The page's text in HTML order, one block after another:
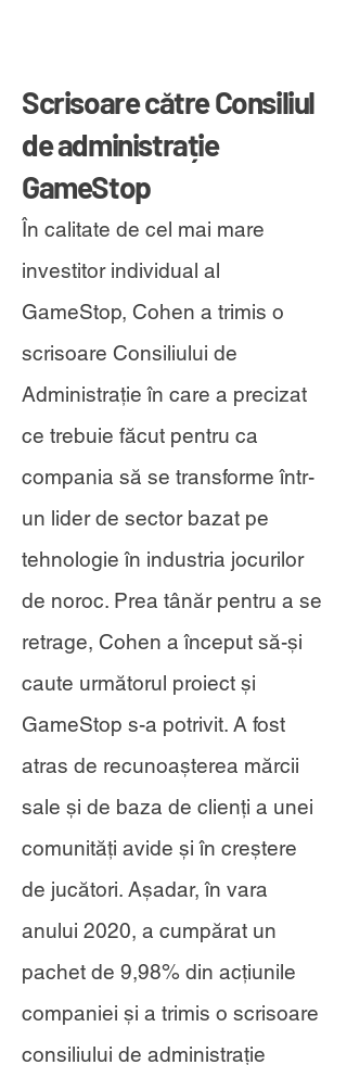
Scrisoare către Consiliul
de administrație
GameStop
În calitate de cel mai mare
investitor individual al
GameStop, Cohen a trimis o
scrisoare Consiliului de
Administrație în care a precizat
ce trebuie făcut pentru ca
compania să se transforme într-
un lider de sector bazat pe
tehnologie în industria jocurilor
de noroc. Prea tânăr pentru a se
retrage, Cohen a început să-și
caute următorul proiect și
GameStop s-a potrivit. A fost
atras de recunoașterea mărcii
sale și de baza de clienți a unei
comunități avide și în creștere
de jucători. Așadar, în vara
anului 2020, a cumpărat un
pachet de 9,98% din acțiunile
companiei și a trimis o scrisoare
consiliului de administrație